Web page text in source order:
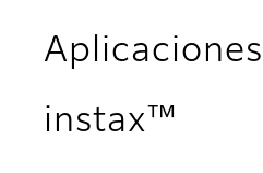
instax™